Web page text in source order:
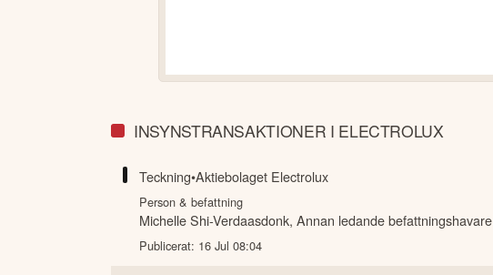
INSYNSTRANSAKTIONER I ELECTROLUX
Teckning•Aktiebolaget Electrolux
Person & befattning
Michelle Shi-Verdaasdonk, Annan ledande befattningshavare
Publicerat: 16 Jul 08:04